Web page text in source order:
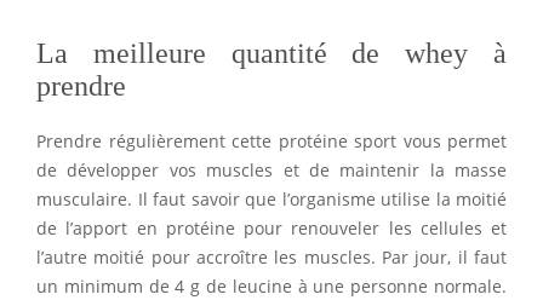
La meilleure quantité de whey à
prendre
Prendre régulièrement cette protéine sport vous permet
de développer vos muscles et de maintenir la masse
musculaire. Il faut savoir que l’organisme utilise la moitié
de l’apport en protéine pour renouveler les cellules et
l’autre moitié pour accroître les muscles. Par jour, il faut
un minimum de 4 g de leucine à une personne normale.